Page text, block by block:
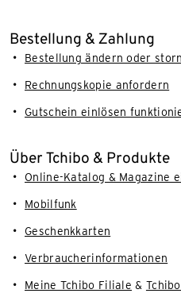
Bestellung & Zahlung
Bestellung ändern oder
Rechnungskopie anfordern
Gutschein einlösen
Über Tchibo & Produkte
Online-Katalog & Magazine
Mobilfunk
Geschenkkarten
Verbraucherinformationen
Meine Tchibo Filiale &